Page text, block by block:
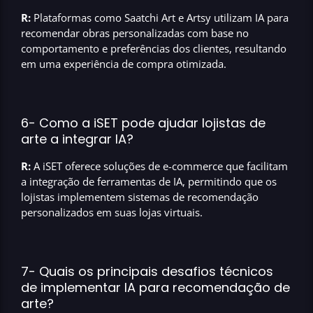
R: Plataformas como Saatchi Art e Artsy utilizam IA para
recomendar obras personalizadas com base no
comportamento e preferências dos clientes, resultando
em uma experiência de compra otimizada.
6- Como a iSET pode ajudar lojistas de
arte a integrar IA?
R: A iSET oferece soluções de e-commerce que facilitam
a integração de ferramentas de IA, permitindo que os
lojistas implementem sistemas de recomendação
personalizados em suas lojas virtuais.
7- Quais os principais desafios técnicos
de implementar IA para recomendação de
arte?